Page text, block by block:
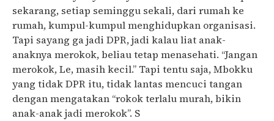
sekarang, setiap seminggu sekali, dari rumah ke
rumah, kumpul-kumpul menghidupkan organisasi.
Tapi sayang ga jadi DPR, jadi kalau liat anak-
anaknya merokok, beliau tetap menasehati. “Jangan
merokok, Le, masih kecil.” Tapi tentu saja, Mbokku
yang tidak DPR itu, tidak lantas mencuci tangan
dengan mengatakan “rokok terlalu murah, bikin
anak-anak jadi merokok”. S